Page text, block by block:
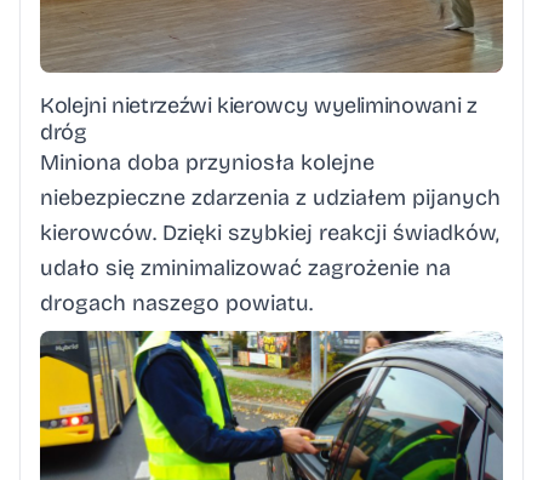
Kolejni nietrzeźwi kierowcy wyeliminowani z
dróg
Miniona doba przyniosła kolejne
niebezpieczne zdarzenia z udziałem pijanych
kierowców. Dzięki szybkiej reakcji świadków,
udało się zminimalizować zagrożenie na
drogach naszego powiatu.